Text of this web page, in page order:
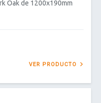
Oak de 1200x190mm
VER PRODUCTO